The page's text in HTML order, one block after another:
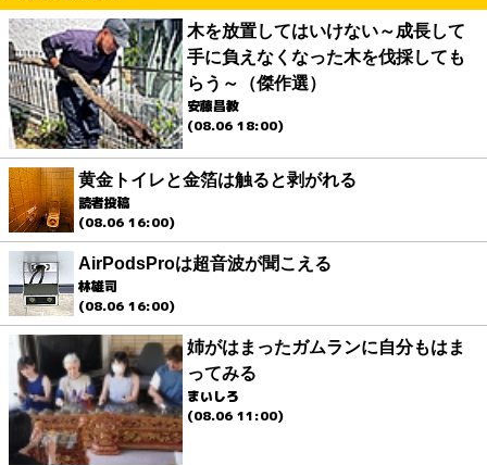
木を放置してはいけない～成長して
手に負えなくなった木を伐採しても
らう～（傑作選）
安藤昌教
(08.06 18:00)
黄金トイレと金箔は触ると剥がれる
読者投稿
(08.06 16:00)
AirPodsProは超音波が聞こえる
林雄司
(08.06 16:00)
姉がはまったガムランに自分もはま
ってみる
まいしろ
(08.06 11:00)